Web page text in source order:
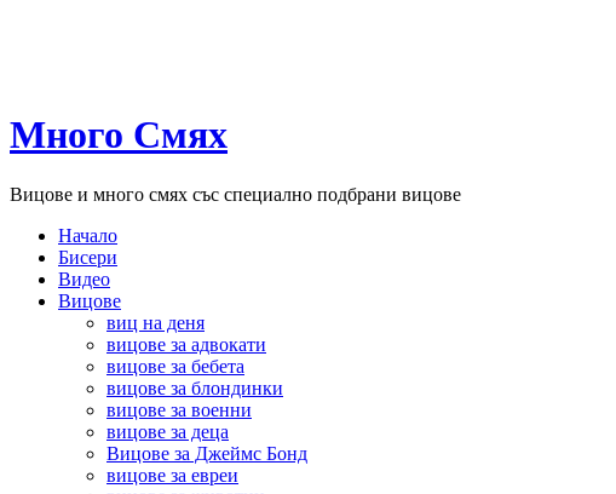
Много Смях
Вицове и много смях със специално подбрани вицове
Начало
Бисери
Видео
Вицове
виц на деня
вицове за адвокати
вицове за бебета
вицове за блондинки
вицове за военни
вицове за деца
Вицове за Джеймс Бонд
вицове за евреи